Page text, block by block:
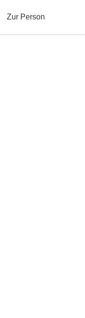
Zur Person